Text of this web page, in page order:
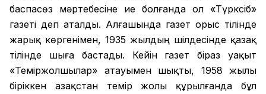
баспасөз мәртебесіне ие болғанда ол «Түрксіб»
газеті деп аталды. Алғашында газет орыс тілінде
жарық көргенімен, 1935 жылдың шілдесінде қазақ
тілінде шыға бастады. Кейін газет біраз уақыт
«Теміржолшылар» атауымен шықты, 1958 жылы
біріккен Қазақстан темір жолы құрылғанда бұл